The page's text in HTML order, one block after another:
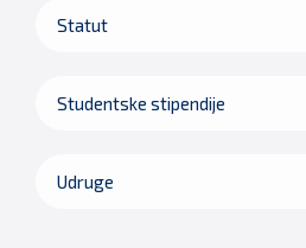
Statut
Studentske stipendije
Udruge